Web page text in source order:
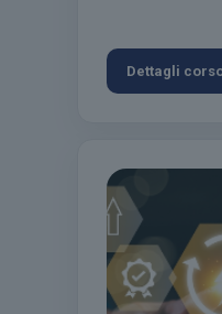
Dettagli